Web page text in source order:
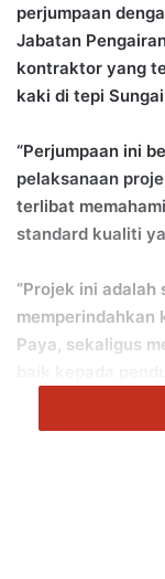
perjumpaan
Jabatan
kontraktor yang
kaki di tepi
“Perjumpaan ini
pelaksanaan
terlibat
standard kualiti
“Projek ini
memperindahkan
Paya, sekaligus
“Dalam
sepanjang
kerja yang
terbaik,” ujar